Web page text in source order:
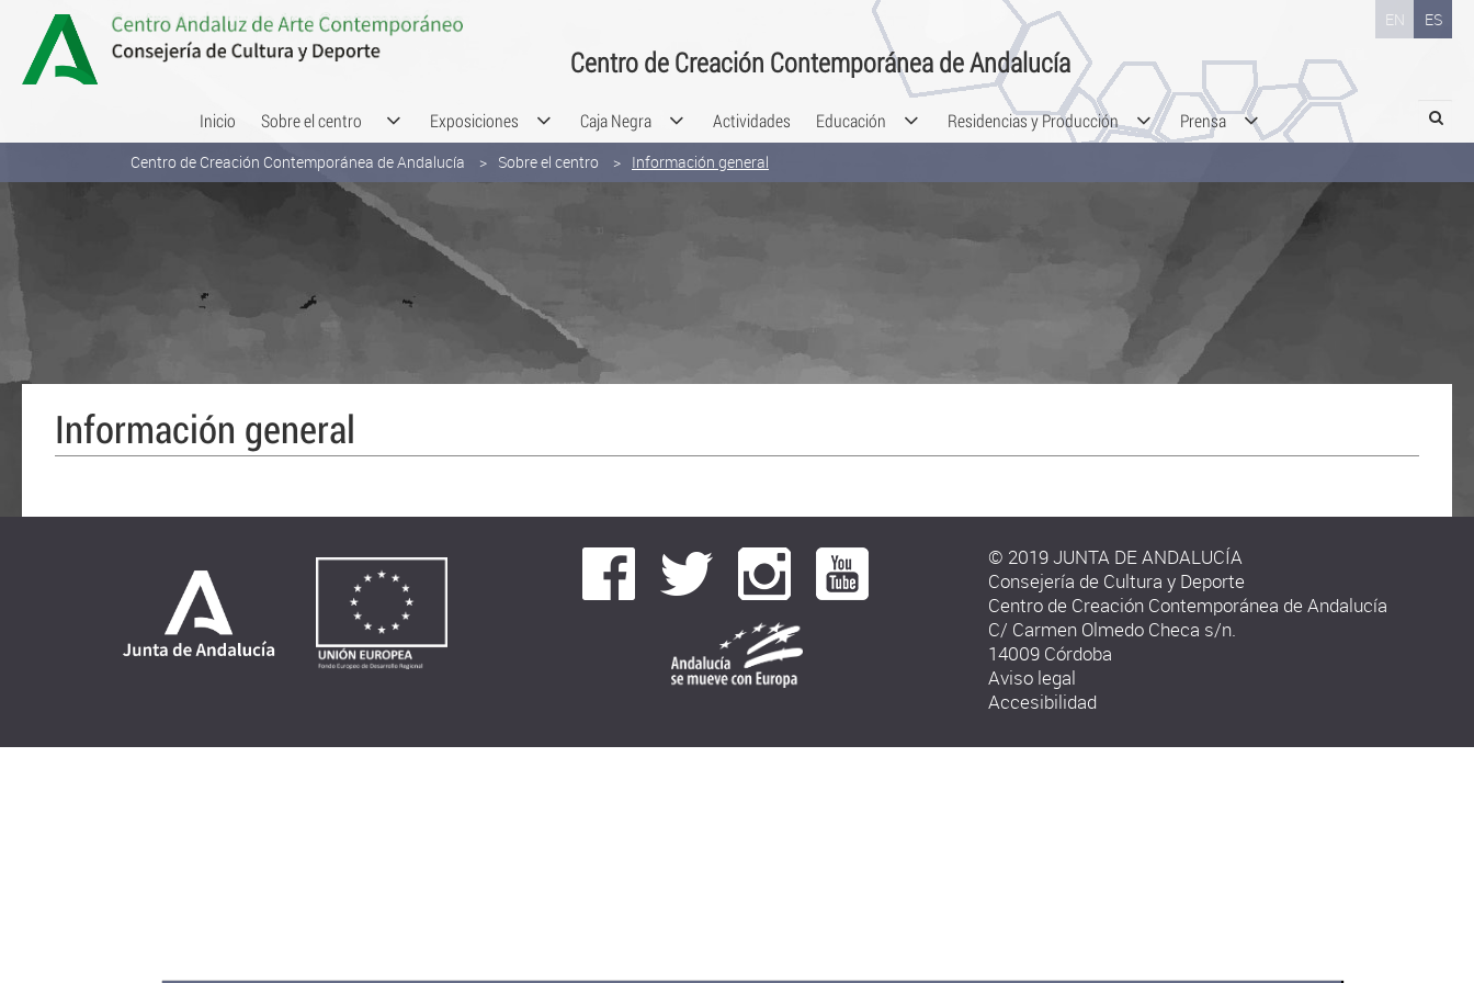
Saltar al contenido ES
EN
Centro de Creación Contemporánea de Andalucía
Inicio Sobre el centro Exposiciones Caja Negra Actividades Educación Residencias y Producción Prensa Search
Centro de Creación Contemporánea de Andalucía Sobre el centro Información general
Información general
© 2019 JUNTA DE ANDALUCÍA
Consejería de Cultura y Deporte
Centro de Creación Contemporánea de Andalucía
C/ Carmen Olmedo Checa s/n.
14009 Córdoba
Aviso legal
Accesibilidad